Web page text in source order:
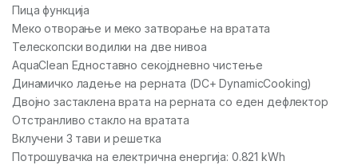
Пица функција
Меко отворање и меко затворање на вратата
Телескопски водилки на две нивоа
AquaClean Едноставно секојдневно чистење
Динамичко ладење на рерната (DC+ DynamicCooking)
Двојно застаклена врата на рерната со еден дефлектор
Отстранливо стакло на вратата
Вклучени 3 тави и решетка
Потрошувачка на електрична енергија: 0.821 kWh